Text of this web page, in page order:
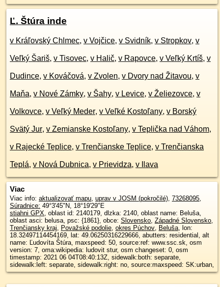
Ľ. Štúra inde
v Kráľovský Chlmec, v Vojčice, v Svidník, v Stropkov, v
Veľký Šariš, v Tisovec, v Halič, v Rapovce, v Veľký Krtíš, v
Dudince, v Kováčová, v Zvolen, v Dvory nad Žitavou, v
Maňa, v Nové Zámky, v Šahy, v Levice, v Želiezovce, v
Volkovce, v Veľký Meder, v Veľké Kostoľany, v Borský
Svätý Jur, v Zemianske Kostoľany, v Teplička nad Váhom,
v Rajecké Teplice, v Trenčianske Teplice, v Trenčianska
Teplá, v Nová Dubnica, v Prievidza, v Ilava
Viac
Viac info: aktualizovať mapu, uprav v JOSM (pokročilé), 73268095,
Súradnice: 49°3'45"N, 18°19'29"E
stiahni GPX, oblast id: 2140179, dlzka: 2140, oblast name: Beluša,
oblast asci: belusa, psc: {1861}, obce: Slovensko, Západné Slovensko,
Trenčiansky kraj, Považské podolie, okres Púchov, Beluša, lon:
18.32497114454169, lat: 49.06250316229666, abutters: residential, alt
name: Ľudovíta Štúra, maxspeed: 50, source:ref: www.ssc.sk, osm
version: 7, oma:wikipedia: ludovit stur, osm changeset: 0, osm
timestamp: 2021 06 04T08:40:13Z, sidewalk:both: separate,
sidewalk:left: separate, sidewalk:right: no, source:maxspeed: SK:urban,